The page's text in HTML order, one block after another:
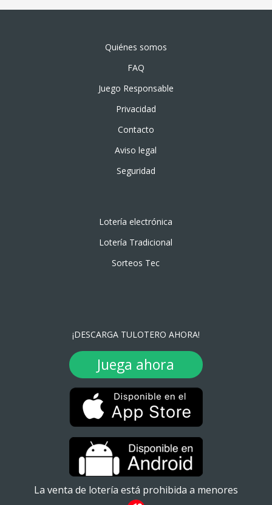
Quiénes somos
FAQ
Juego Responsable
Privacidad
Contacto
Aviso legal
Seguridad
Lotería electrónica
Lotería Tradicional
Sorteos Tec
¡DESCARGA TULOTERO AHORA!
Juega ahora
La venta de lotería está prohibida a menores